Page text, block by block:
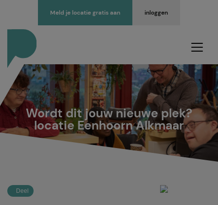
inloggen
Meld je locatie gratis aan
Wordt dit jouw nieuwe plek?
locatie Eenhoorn Alkmaar
Deel